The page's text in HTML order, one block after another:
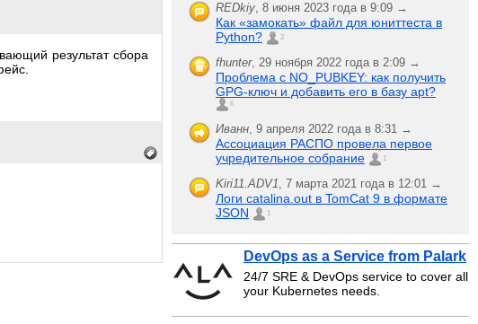
результат сбора
REDkiy, 8 июня 2023 года в 9:09 →
Как «замокать» файл для юниттеста в
Python?
2
fhunter, 29 ноября 2022 года в 2:09 →
Проблема с NO_PUBKEY: как получить
GPG-ключ и добавить его в базу apt?
6
Иванн, 9 апреля 2022 года в 8:31 →
Ассоциация РАСПО провела первое
учредительное собрание
1
Kiri11.ADV1, 7 марта 2021 года в 12:01 →
Логи catalina.out в TomCat 9 в формате
JSON
1
DevOps as a Service from Palark
24/7 SRE & DevOps service to cover all
your Kubernetes needs.